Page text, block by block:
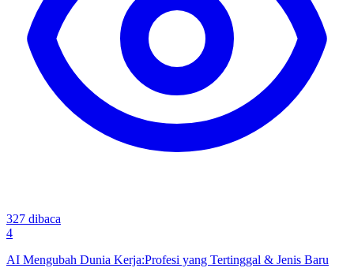
327 dibaca
4
AI Mengubah Dunia Kerja:Profesi yang Tertinggal & Jenis Baru